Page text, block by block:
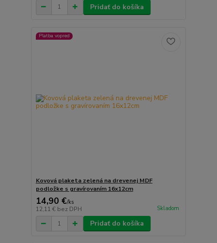
Pridať do košíka
Platba vopred
Kovová plaketa zelená na drevenej MDF
podložke s gravírovaním 16x12cm
14,90 €/ks
12,11 € bez DPH Skladom
Pridať do košíka